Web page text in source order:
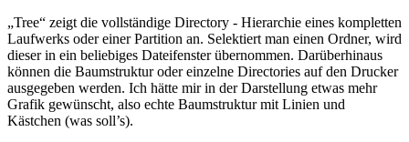
„Tree“ zeigt die vollständige Directory - Hierarchie eines kompletten
Laufwerks oder einer Partition an. Selektiert man einen Ordner, wird
dieser in ein beliebiges Dateifenster übernommen. Darüberhinaus
können die Baumstruktur oder einzelne Directories auf den Drucker
ausgegeben werden. Ich hätte mir in der Darstellung etwas mehr
Grafik gewünscht, also echte Baumstruktur mit Linien und
Kästchen (was soll’s).